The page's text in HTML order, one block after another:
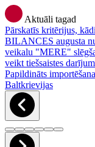
Aktuāli tagad
Pārskatīs kritērijus,
BILANCES augusta
veikalu "MERE"
veikt tiešsaistes
Papildināts
Baltkrievijas